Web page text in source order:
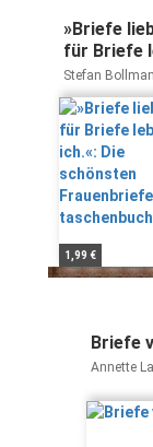
»Briefe
für Briefe
ich.«: Die
schönsten
(insel
Stefan
1,99 €
Briefe
Annette